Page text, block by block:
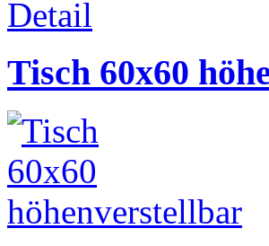
Detail
Tisch 60x60